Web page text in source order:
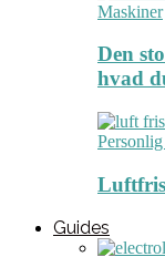
Maskiner
Den
hvad
Guides